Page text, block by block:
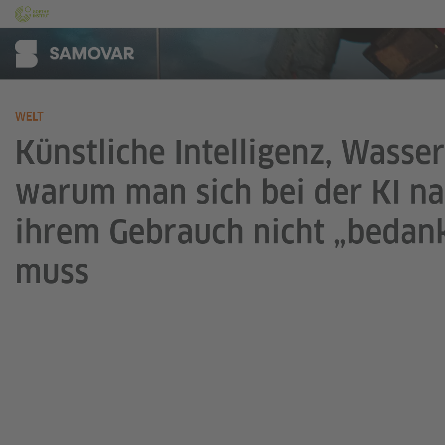
WELT
Künstliche Intelligenz,
warum man sich bei der KI
ihrem Gebrauch nicht
muss